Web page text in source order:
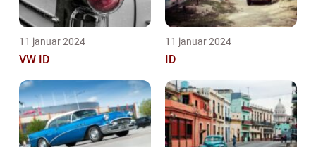
11 januar 2024
VW ID
11 januar 2024
ID